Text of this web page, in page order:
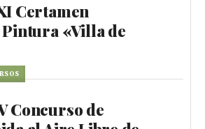
Certamen
«Villa de
Concurso de